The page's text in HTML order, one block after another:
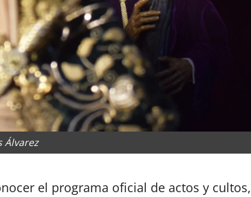
Álvarez
el programa oficial de actos y cultos,